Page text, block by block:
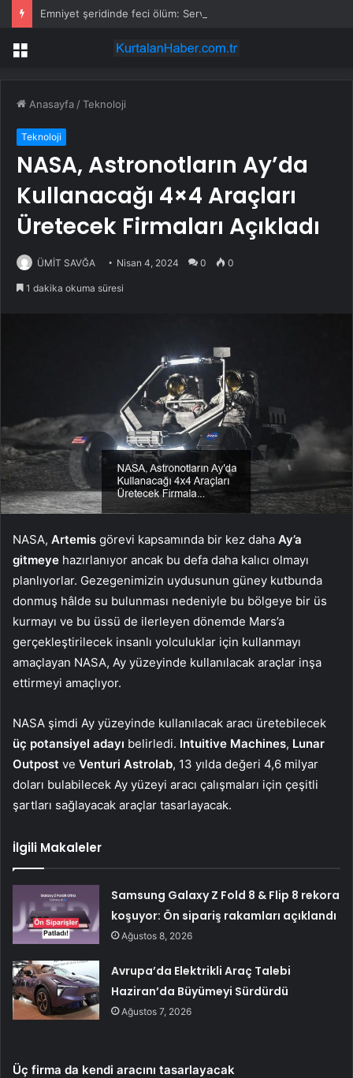
Menü
Anasayfa /Teknoloji
Teknoloji
NASA, Astronotların Ay’da
Kullanacağı 4×4 Araçları
Üretecek Firmaları Açıkladı
ÜMİT SAVĞA Nisan 4, 2024 0 0
1 dakika okuma süresi
NASA, Artemis görevi kapsamında bir kez daha Ay’a
gitmeye hazırlanıyor ancak bu defa daha kalıcı olmayı
planlıyorlar. Gezegenimizin uydusunun güney kutbunda
donmuş hâlde su bulunması nedeniyle bu bölgeye bir üs
kurmayı ve bu üssü de ilerleyen dönemde Mars’a
gerçekleştirilecek insanlı yolculuklar için kullanmayı
amaçlayan NASA, Ay yüzeyinde kullanılacak araçlar inşa
ettirmeyi amaçlıyor.
NASA şimdi Ay yüzeyinde kullanılacak aracı üretebilecek
üç potansiyel adayı belirledi. Intuitive Machines, Lunar
Outpost ve Venturi Astrolab, 13 yılda değeri 4,6 milyar
doları bulabilecek Ay yüzeyi aracı çalışmaları için çeşitli
şartları sağlayacak araçlar tasarlayacak.
İlgili Makaleler
Samsung Galaxy Z Fold 8 & Flip 8 rekora
koşuyor: Ön sipariş rakamları açıklandı
Ağustos 8, 2026
Avrupa’da Elektrikli Araç Talebi
Haziran’da Büyümeyi Sürdürdü
Ağustos 7, 2026
Üç firma da kendi aracını tasarlayacak